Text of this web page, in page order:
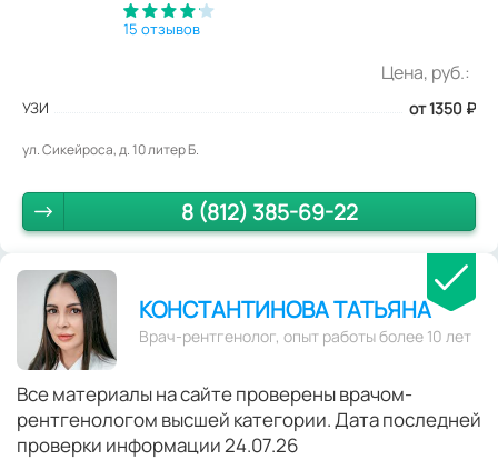
15 отзывов
Цена, руб.:
УЗИ от 1350 ₽
ул. Сикейроса, д. 10 литер Б.
8 (812) 385-69-22
КОНСТАНТИНОВА ТАТЬЯНА
Врач-рентгенолог, опыт работы более 10 лет
Все материалы на сайте проверены врачом-
рентгенологом высшей категории. Дата последней
проверки информации 24.07.26